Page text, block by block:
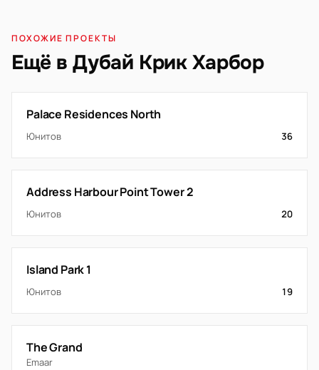
ПОХОЖИЕ ПРОЕКТЫ
Ещё в Дубай Крик Харбор
Palace Residences North
Юнитов 36
Address Harbour Point Tower 2
Юнитов 20
Island Park 1
Юнитов 19
The Grand
Emaar